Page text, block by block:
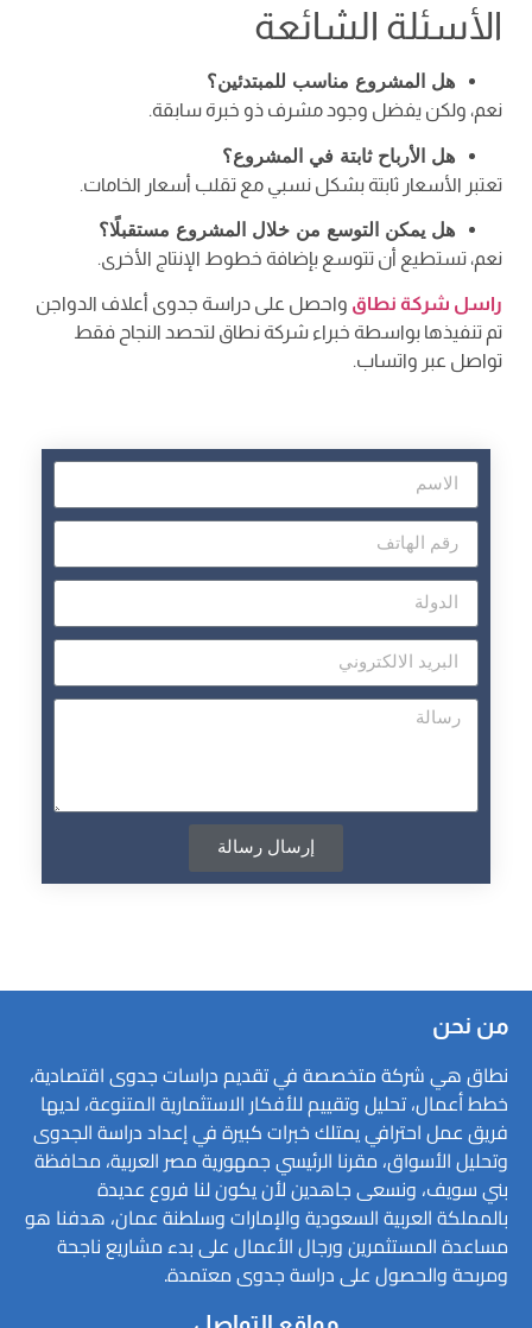
الأسئلة الشائعة
هل المشروع مناسب للمبتدئين؟
نعم، ولكن يفضل وجود مشرف ذو خبرة سابقة.
هل الأرباح ثابتة في المشروع؟
تعتبر الأسعار ثابتة بشكل نسبي مع تقلب أسعار الخامات.
هل يمكن التوسع من خلال المشروع مستقبلًا؟
نعم، تستطيع أن تتوسع بإضافة خطوط الإنتاج الأخرى.
راسل شركة نطاق واحصل على دراسة جدوى أعلاف الدواجن
تم تنفيذها بواسطة خبراء شركة نطاق لتحصد النجاح فقط
تواصل عبر واتساب.
إرسال رسالة
من نحن
نطاق هي شركة متخصصة في تقديم دراسات جدوى اقتصادية،
خطط أعمال، تحليل وتقييم للأفكار الاستثمارية المتنوعة، لديها
فريق عمل احترافي يمتلك خبرات كبيرة في إعداد دراسة الجدوى
وتحليل الأسواق، مقرنا الرئيسي جمهورية مصر العربية، محافظة
بني سويف، ونسعى جاهدين لأن يكون لنا فروع عديدة
بالمملكة العربية السعودية والإمارات وسلطنة عمان، هدفنا هو
مساعدة المستثمرين ورجال الأعمال على بدء مشاريع ناجحة
ومربحة والحصول على دراسة جدوى معتمدة.